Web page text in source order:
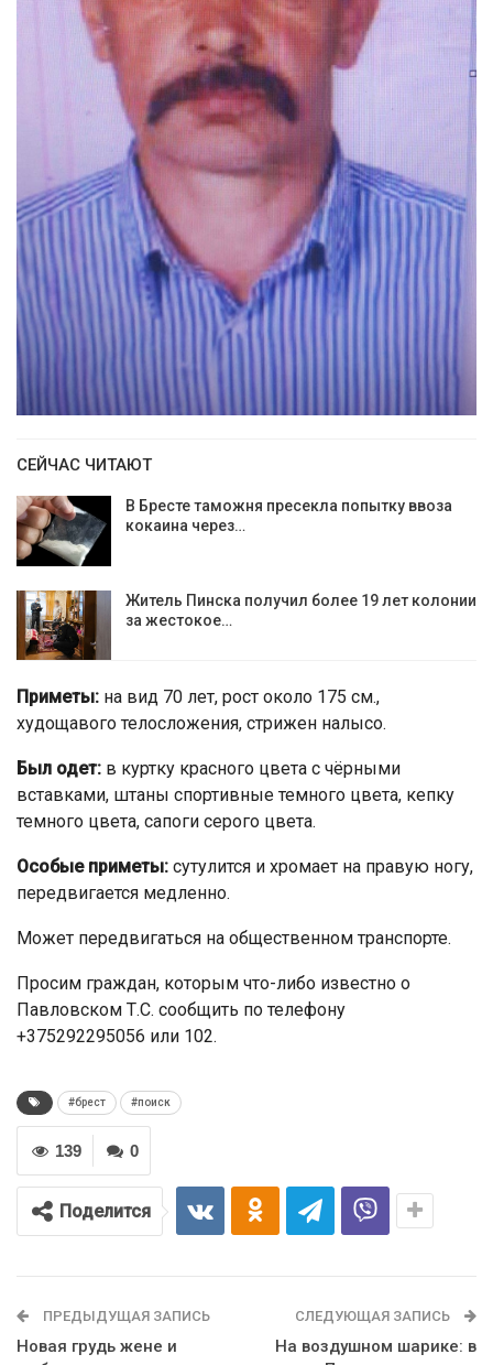
СЕЙЧАС ЧИТАЮТ
В Бресте таможня пресекла попытку ввоза
кокаина через…
Житель Пинска получил более 19 лет колонии
за жестокое…
Приметы: на вид 70 лет, рост около 175 см.,
худощавого телосложения, стрижен налысо.
Был одет: в куртку красного цвета с чёрными
вставками, штаны спортивные темного цвета, кепку
темного цвета, сапоги серого цвета.
Особые приметы: сутулится и хромает на правую ногу,
передвигается медленно.
Может передвигаться на общественном транспорте.
Просим граждан, которым что-либо известно о
Павловском Т.С. сообщить по телефону
+375292295056 или 102.
#брест #поиск
0
139
Поделится
ПРЕДЫДУЩАЯ ЗАПИСЬ
Новая грудь жене и
СЛЕДУЮЩАЯ ЗАПИСЬ
На воздушном шарике: в